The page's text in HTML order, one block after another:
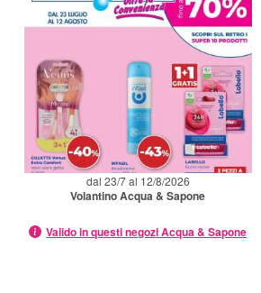
dal 23/7 al 12/8/2026
Volantino Acqua & Sapone
Valido in questi negozi Acqua & Sapone